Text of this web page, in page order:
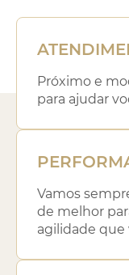
Próximo e
para ajudar
Vamos
de melhor
agilidade que